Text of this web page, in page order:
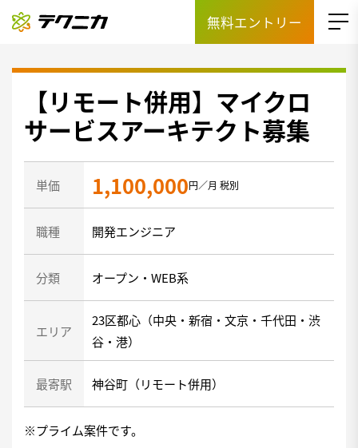
無料エントリー
【リモート併用】マイクロ
サービスアーキテクト募集
単価 1,100,000円／月 税別
職種 開発エンジニア
分類 オープン・WEB系
エリア
23区都心（中央・新宿・文京・千代田・渋
谷・港）
最寄駅 神谷町（リモート併用）
※プライム案件です。